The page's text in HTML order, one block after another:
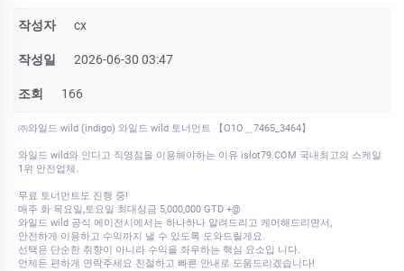
작성자 cx
작성일 2026-06-30 03:47
조회 166
㈜와일드 wild (indigo) 와일드 wild 토너먼트 【O1O＿7465_3464】
와일드 wild와 인디고 직영점을 이용해야하는 이유 islot79.COM 국내최고의 스케일
1위 안전업체.
무료 토너먼트도 진행 중!
매주 화·목요일,토요일 최대상금 5,000,000 GTD +@
와일드 wild 공식 에이전시에서는 하나하나 알려드리고 케어해드리면서,
안전하게 이용하고 수익까지 낼 수 있도록 도와드릴게요.
선택은 단순한 취향이 아니라 수익을 좌우하는 핵심 요소입 니다.
언제든 편하게 연락주세요 친절하고 빠른 안내로 도움드리겠습니다!